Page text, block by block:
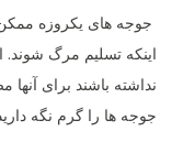
نداشته باشند برای
جوجه ها را گرم نگه